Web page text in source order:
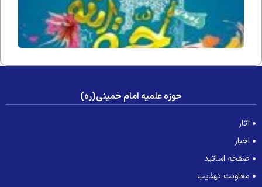
حوزه علمیه امام خمینی(ره)
آثار
اخبار
صفحه اساتید
معاونت تهذیب